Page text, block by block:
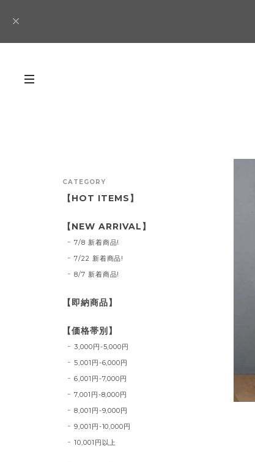
CATEGORY
【HOT ITEMS】
【NEW ARRIVAL】
7/8 新着商品!
7/22 新着商品!
8/7 新着商品!
【即納商品】
【価格帯別】
3,000円-5,000円
5,001円-6,000円
6,001円-7,000円
7,001円-8,000円
8,001円-9,000円
9,001円-10,000円
10,001円以上